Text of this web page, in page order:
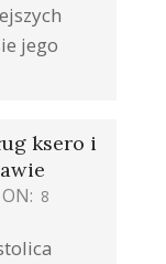
jego
ksero i
ON: 8